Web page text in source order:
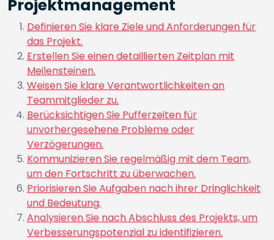
Projektmanagement
Definieren Sie klare Ziele und Anforderungen für
das Projekt.
Erstellen Sie einen detaillierten Zeitplan mit
Meilensteinen.
Weisen Sie klare Verantwortlichkeiten an
Teammitglieder zu.
Berücksichtigen Sie Pufferzeiten für
unvorhergesehene Probleme oder
Verzögerungen.
Kommunizieren Sie regelmäßig mit dem Team,
um den Fortschritt zu überwachen.
Priorisieren Sie Aufgaben nach ihrer Dringlichkeit
und Bedeutung.
Analysieren Sie nach Abschluss des Projekts, um
Verbesserungspotenzial zu identifizieren.